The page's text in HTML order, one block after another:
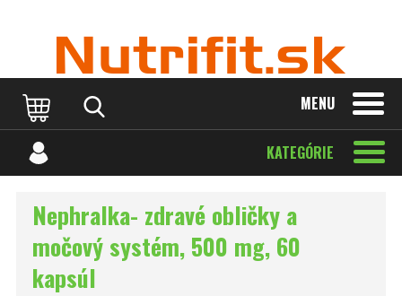
MENU
KATEGÓRIE
Nephralka- zdravé obličky a
močový systém, 500 mg, 60
kapsúl